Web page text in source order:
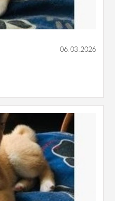
06.03.2026